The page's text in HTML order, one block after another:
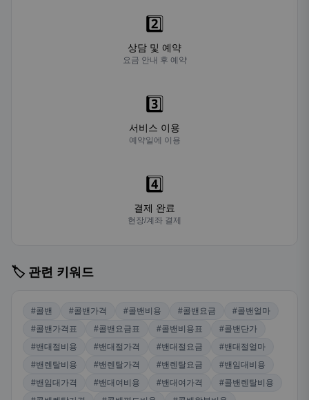
2️⃣
상담 및 예약
요금 안내 후 예약
3️⃣
서비스 이용
예약일에 이용
4️⃣
결제 완료
현장/계좌 결제
🏷️ 관련 키워드
#콜밴 #콜밴가격 #콜밴비용 #콜밴요금
#콜밴얼마
#콜밴가격표
#콜밴요금표 #콜밴비용표
#콜밴단가
#밴대절비용
#밴대절가격 #밴대절요금
#밴대절얼마
#밴렌탈비용
#밴렌탈가격 #밴렌탈요금
#밴임대비용
#밴임대가격
#밴대여비용 #밴대여가격
#콜밴렌탈비용